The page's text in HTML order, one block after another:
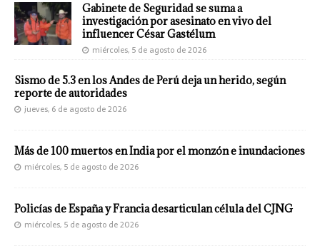
Gabinete de Seguridad se suma a
investigación por asesinato en vivo del
influencer César Gastélum
miércoles, 5 de agosto de 2026
Sismo de 5.3 en los Andes de Perú deja un herido, según
reporte de autoridades
jueves, 6 de agosto de 2026
Más de 100 muertos en India por el monzón e inundaciones
miércoles, 5 de agosto de 2026
Policías de España y Francia desarticulan célula del CJNG
miércoles, 5 de agosto de 2026